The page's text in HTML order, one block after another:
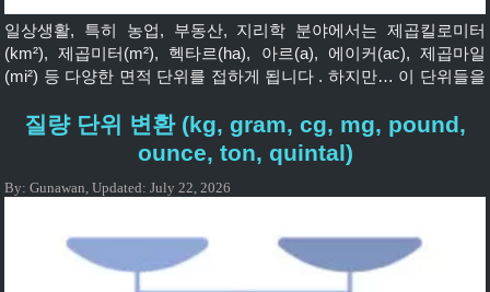
일상생활, 특히 농업, 부동산, 지리학 분야에서는 제곱킬로미터
(km²), 제곱미터(m²), 헥타르(ha), 아르(a), 에이커(ac), 제곱마일
(mi²) 등 다양한 면적 단위를 접하게 됩니다 . 하지만… 이 단위들을
면적 단위란 무엇인가요? 면적 단위 는 2차원 면적의 크기를 나타
내는 단위로, 주로 토지, 밭, 건물 또는 지리적 영역과 관련하여 사
용됩니다. 💡 단위 면적 방정식 번호의 값은 무엇입니까? 면적 변환
도구 Square […]
질량 단위 변환 (kg, gram, cg, mg, pound,
ounce, ton, quintal)
By:Gunawan,Updated:July 22, 2026